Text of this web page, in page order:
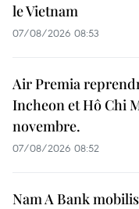
le Vietnam
07/08/2026 08:53
Air Premia
Incheon et Hô Chi
novembre.
07/08/2026 08:52
Nam A Bank